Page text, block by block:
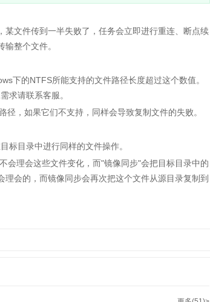
文件传到一半失败了，任务会立即进行重连、断点续
整个文件。
的NTFS所能支持的文件路径长度超过这个数值。
求请联系客服。
，如果它们不支持，同样会导致复制文件的失败。
目录中进行同样的文件操作。
理会这些文件变化，而"镜像同步"会把目标目录中的
会的，而镜像同步会再次把这个文件从源目录复制到